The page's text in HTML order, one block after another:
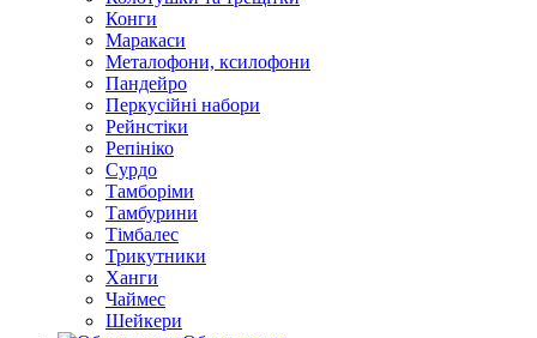
Конги
Маракаси
Металофони, ксилофони
Пандейро
Перкусійні набори
Рейнстіки
Репініко
Сурдо
Тамборіми
Тамбурини
Тімбалес
Трикутники
Ханги
Чаймес
Шейкери